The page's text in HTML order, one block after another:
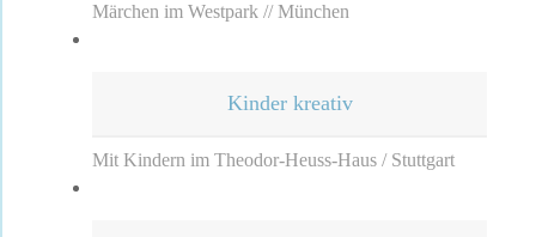
Märchen im Westpark // München
Kinder kreativ
Mit Kindern im Theodor-Heuss-Haus / Stuttgart